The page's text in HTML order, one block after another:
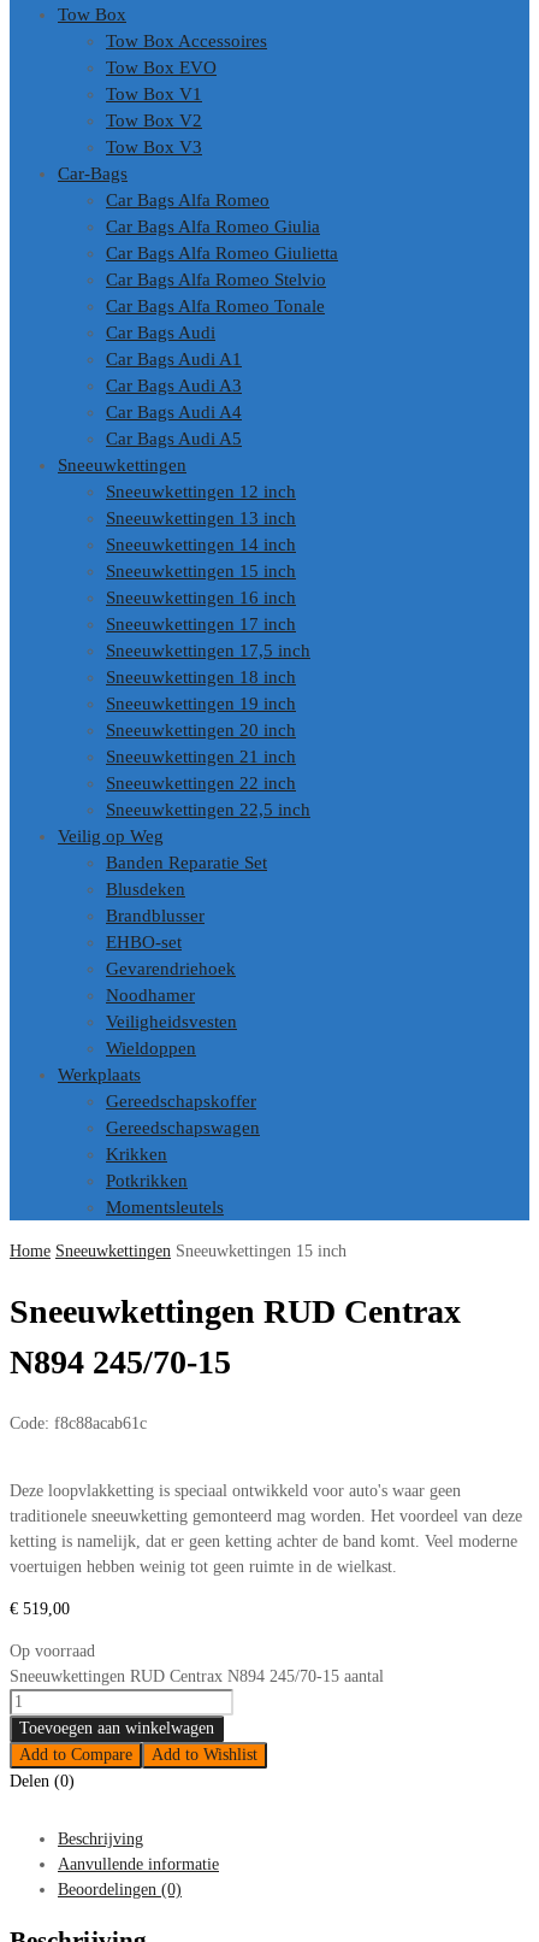
Tow Box
Tow Box Accessoires
Tow Box EVO
Tow Box V1
Tow Box V2
Tow Box V3
Car-Bags
Car Bags Alfa Romeo
Car Bags Alfa Romeo Giulia
Car Bags Alfa Romeo Giulietta
Car Bags Alfa Romeo Stelvio
Car Bags Alfa Romeo Tonale
Car Bags Audi
Car Bags Audi A1
Car Bags Audi A3
Car Bags Audi A4
Car Bags Audi A5
Sneeuwkettingen
Sneeuwkettingen 12 inch
Sneeuwkettingen 13 inch
Sneeuwkettingen 14 inch
Sneeuwkettingen 15 inch
Sneeuwkettingen 16 inch
Sneeuwkettingen 17 inch
Sneeuwkettingen 17,5 inch
Sneeuwkettingen 18 inch
Sneeuwkettingen 19 inch
Sneeuwkettingen 20 inch
Sneeuwkettingen 21 inch
Sneeuwkettingen 22 inch
Sneeuwkettingen 22,5 inch
Veilig op Weg
Banden Reparatie Set
Blusdeken
Brandblusser
EHBO-set
Gevarendriehoek
Noodhamer
Veiligheidsvesten
Wieldoppen
Werkplaats
Gereedschapskoffer
Gereedschapswagen
Krikken
Potkrikken
Momentsleutels
Home Sneeuwkettingen Sneeuwkettingen 15 inch
Sneeuwkettingen RUD Centrax
N894 245/70-15
Code: f8c88acab61c
Deze loopvlakketting is speciaal ontwikkeld voor auto's waar geen
traditionele sneeuwketting gemonteerd mag worden. Het voordeel van deze
ketting is namelijk, dat er geen ketting achter de band komt. Veel moderne
voertuigen hebben weinig tot geen ruimte in de wielkast.
€ 519,00
Op voorraad
Sneeuwkettingen RUD Centrax N894 245/70-15 aantal
Toevoegen aan winkelwagen
Add to Compare
Add to Wishlist
Delen (0)
Beschrijving
Aanvullende informatie
Beoordelingen (0)